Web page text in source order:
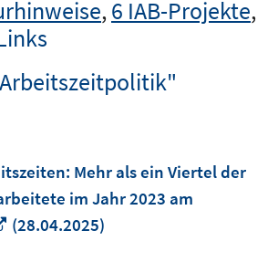
,6 IAB-Projekte,
Mehr als ein Viertel der
im Jahr 2023 am
In
(28.04.2025)